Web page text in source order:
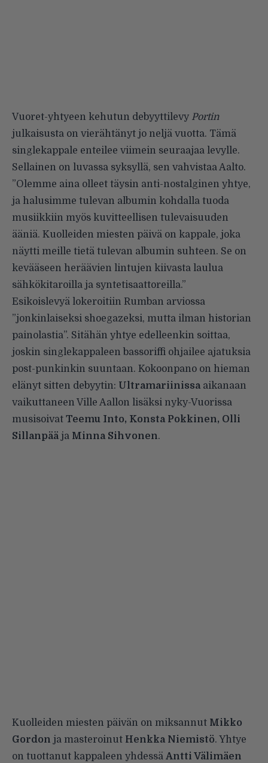
Vuoret-yhtyeen kehutun debyyttilevy Portin
julkaisusta on vierähtänyt jo neljä vuotta. Tämä
singlekappale enteilee viimein seuraajaa levylle.
Sellainen on luvassa syksyllä, sen vahvistaa Aalto.
”Olemme aina olleet täysin anti-nostalginen yhtye,
ja halusimme tulevan albumin kohdalla tuoda
musiikkiin myös kuvitteellisen tulevaisuuden
ääniä. Kuolleiden miesten päivä on kappale, joka
näytti meille tietä tulevan albumin suhteen. Se on
kevääseen heräävien lintujen kiivasta laulua
sähkökitaroilla ja syntetisaattoreilla.”
Esikoislevyä lokeroitiin Rumban arviossa
”jonkinlaiseksi shoegazeksi, mutta ilman historian
painolastia”. Sitähän yhtye edelleenkin soittaa,
joskin singlekappaleen bassoriffi ohjailee ajatuksia
post-punkinkin suuntaan. Kokoonpano on hieman
elänyt sitten debyytin: Ultramariinissa aikanaan
vaikuttaneen Ville Aallon lisäksi nyky-Vuorissa
musisoivat Teemu Into, Konsta Pokkinen, Olli
Sillanpää ja Minna Sihvonen.
Kuolleiden miesten päivän on miksannut Mikko
Gordon ja masteroinut Henkka Niemistö. Yhtye
on tuottanut kappaleen yhdessä Antti Välimäen